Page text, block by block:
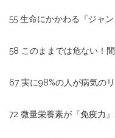
55 生命にかかわる『ジャ
58 このままでは危ない！
67 実に98%の人が病気の
72 微量栄養素が『免疫力